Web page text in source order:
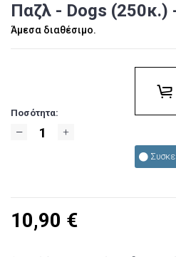
Παζλ - Dogs (250κ.)
Άμεσα διαθέσιμο.
Ποσότητα:
10,90 €